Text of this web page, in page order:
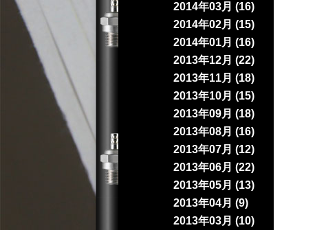
2014年03月 (16)
2014年02月 (15)
2014年01月 (16)
2013年12月 (22)
2013年11月 (18)
2013年10月 (15)
2013年09月 (18)
2013年08月 (16)
2013年07月 (12)
2013年06月 (22)
2013年05月 (13)
2013年04月 (9)
2013年03月 (10)